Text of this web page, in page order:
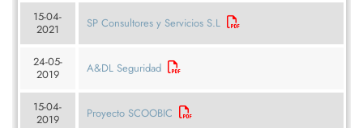
15-04-
2021
SP Consultores y Servicios S.L
24-05-
2019
A&DL Seguridad
15-04-
2019
Proyecto SCOOBIC